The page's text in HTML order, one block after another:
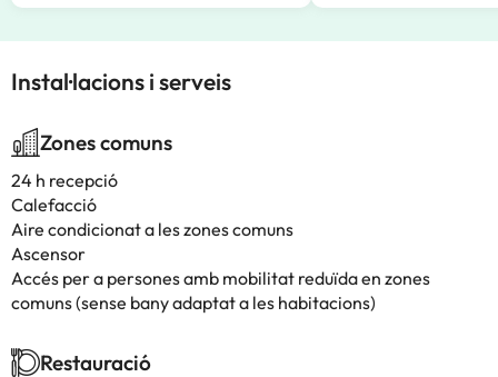
Instal·lacions i serveis
Zones comuns
24 h recepció
Calefacció
Aire condicionat a les zones comuns
Ascensor
Accés per a persones amb mobilitat reduïda en zones
comuns (sense bany adaptat a les habitacions)
Restauració